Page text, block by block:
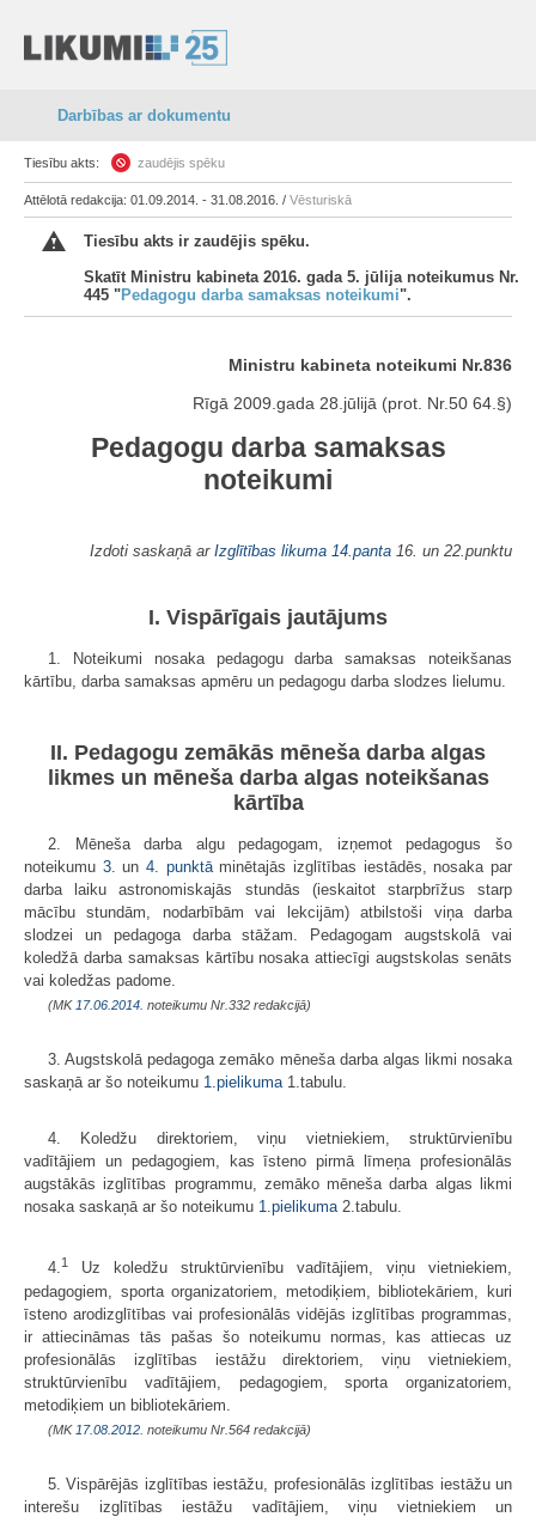
Darbības ar dokumentu
Tiesību akts: zaudējis spēku
Attēlotā redakcija: 01.09.2014. - 31.08.2016. / Vēsturiskā
Tiesību akts ir zaudējis spēku.
Skatīt Ministru kabineta 2016. gada 5. jūlija noteikumus Nr.
445 "Pedagogu darba samaksas noteikumi".
Ministru kabineta noteikumi Nr.836
Rīgā 2009.gada 28.jūlijā (prot. Nr.50 64.§)
Pedagogu darba samaksas
noteikumi
Izdoti saskaņā ar Izglītības likuma 14.panta 16. un 22.punktu
I. Vispārīgais jautājums
1. Noteikumi nosaka pedagogu darba samaksas noteikšanas
kārtību, darba samaksas apmēru un pedagogu darba slodzes lielumu.
II. Pedagogu zemākās mēneša darba algas
likmes un mēneša darba algas noteikšanas
kārtība
2. Mēneša darba algu pedagogam, izņemot pedagogus šo
noteikumu 3.un4. punktāminētajās izglītības iestādēs, nosaka par
darba laiku astronomiskajās stundās (ieskaitot starpbrīžus starp
mācību stundām, nodarbībām vai lekcijām) atbilstoši viņa darba
slodzei un pedagoga darba stāžam. Pedagogam augstskolā vai
koledžā darba samaksas kārtību nosaka attiecīgi augstskolas senāts
vai koledžas padome.
(MK 17.06.2014. noteikumu Nr.332 redakcijā)
3. Augstskolā pedagoga zemāko mēneša darba algas likmi nosaka
saskaņā ar šo noteikumu 1.pielikuma1.tabulu.
4. Koledžu direktoriem, viņu vietniekiem, struktūrvienību
vadītājiem un pedagogiem, kas īsteno pirmā līmeņa profesionālās
augstākās izglītības programmu, zemāko mēneša darba algas likmi
nosaka saskaņā ar šo noteikumu 1.pielikuma2.tabulu.
4.1
Uz koledžu struktūrvienību vadītājiem, viņu vietniekiem,
pedagogiem, sporta organizatoriem, metodiķiem, bibliotekāriem, kuri
īsteno arodizglītības vai profesionālās vidējās izglītības programmas,
ir attiecināmas tās pašas šo noteikumu normas, kas attiecas uz
profesionālās izglītības iestāžu direktoriem, viņu vietniekiem,
struktūrvienību vadītājiem, pedagogiem, sporta organizatoriem,
metodiķiem un bibliotekāriem.
(MK 17.08.2012. noteikumu Nr.564 redakcijā)
5. Vispārējās izglītības iestāžu, profesionālās izglītības iestāžu un
interešu izglītības iestāžu vadītājiem, viņu vietniekiem un